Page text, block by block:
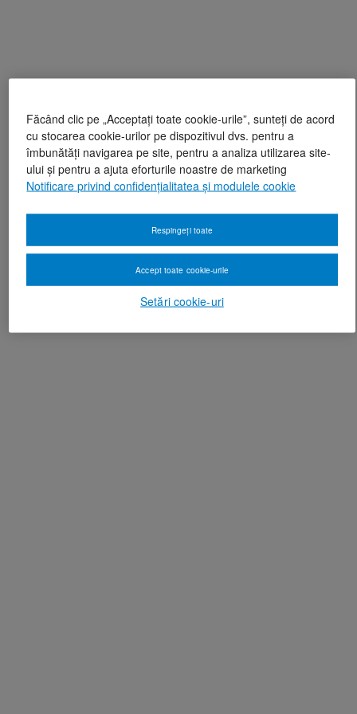
Făcând clic pe „Acceptați toate cookie-urile”, sunteți de acord
cu stocarea cookie-urilor pe dispozitivul dvs. pentru a
îmbunătăți navigarea pe site, pentru a analiza utilizarea site-
ului și pentru a ajuta eforturile noastre de marketing
Notificare privind confidențialitatea și modulele cookie
Setări cookie-uri
Respingeți toate
Accept toate cookie-urile